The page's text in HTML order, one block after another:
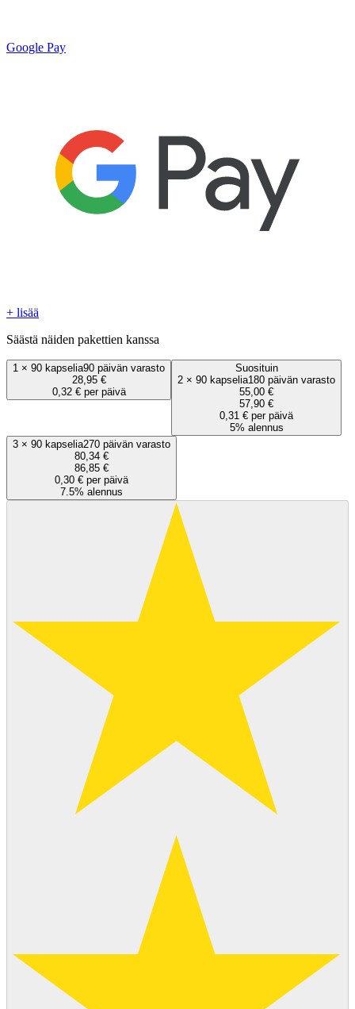
Google Pay
+ lisää
Säästä näiden pakettien kanssa
1 × 90 kapselia90 päivän varasto
28,95 €
0,32 € per päivä
Suosituin
2 × 90 kapselia180 päivän varasto
55,00 €
57,90 €
0,31 € per päivä
5% alennus
3 × 90 kapselia270 päivän varasto
80,34 €
86,85 €
0,30 € per päivä
7.5% alennus